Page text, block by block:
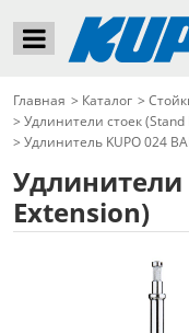
Главная > Каталог >
> Удлинители стоек (Stand
> Удлинитель KUPO 024
Удлинители
Extension)